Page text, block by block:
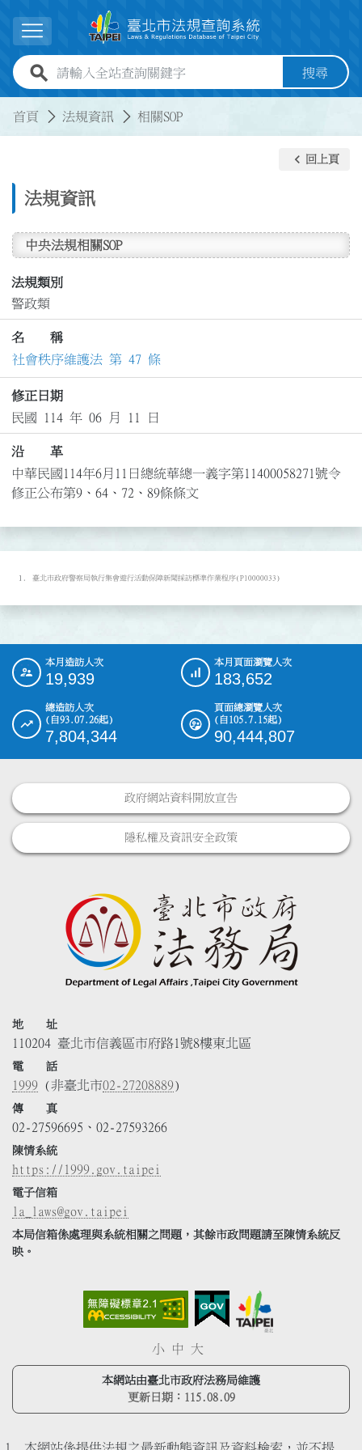
展開選單
全站查詢關鍵字欄位 搜尋
首頁 法規資訊 相關SOP
法規資訊
keyboard_arrow_left 回上頁
中央法規相關SOP
法規類別
警政類
名 稱
社會秩序維護法 第 47 條
修正日期
民國 114 年 06 月 11 日
沿 革
中華民國114年6月11日總統華總一義字第11400058271號令
修正公布第9、64、72、89條條文
臺北市政府警察局執行集會遊行活動保障新聞採訪標準作業程序(P10000033)
::: 本月造訪人次
19,939
本月頁面瀏覽人次
183,652
總造訪人次
(自93.07.26起)
7,804,344
頁面總瀏覽人次
(自105.7.15起)
90,444,807
政府網站資料開放宣告
隱私權及資訊安全政策
地 址
110204 臺北市信義區市府路1號8樓東北區
電 話
1999 (非臺北市02-27208889)
傳 真
02-27596695、02-27593266
陳情系統
https://1999.gov.taipei
電子信箱
la_laws@gov.taipei
本局信箱係處理與系統相關之問題，其餘市政問題請至陳情系統反
映。
小 中 大
本網站由臺北市政府法務局維護
更新日期： 115.08.09
本網站係提供法規之最新動態資訊及資料檢索，並不提